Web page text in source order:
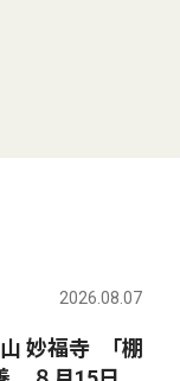
2026.08.07
妙福寺 ｢棚